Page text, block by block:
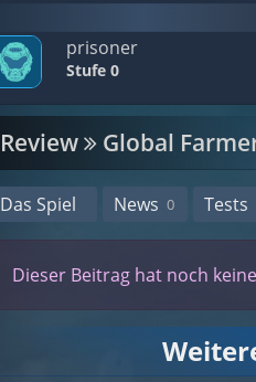
prisoner
Stufe 0
Review Global
Das Spiel News 0 Tests
Dieser Beitrag hat noch